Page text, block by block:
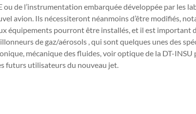
de l’instrumentation embarquée développée par les
avion. Ils nécessiteront néanmoins d’être modifiés,
équipements pourront être installés, et il est important
de gaz/aérosols , qui sont quelques unes des
mécanique des fluides, voir optique de la DT-
futurs utilisateurs du nouveau jet.